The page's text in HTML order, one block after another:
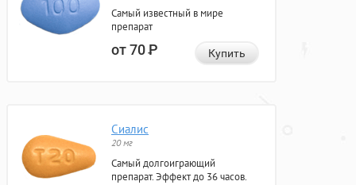
Самый известный в мире
препарат
от 70Р Купить
Сиалис
20 мг
Самый долгоиграющий
препарат. Эффект до 36 часов.